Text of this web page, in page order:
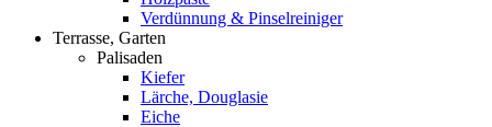
Verdünnung & Pinselreiniger
Terrasse, Garten
Palisaden
Kiefer
Lärche, Douglasie
Eiche